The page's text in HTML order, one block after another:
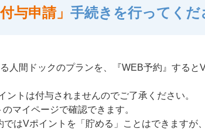
与申請」 手続きを行ってくだ
人間ドックのプランを、『WEB予約』すると
トは付与されませんのでご了承ください。
マイページで確認できます。
はVポイントを「貯める」ことはできますが